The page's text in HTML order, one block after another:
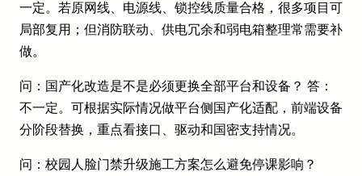
一定。若原网线、电源线、锁控线质量合格，很多项目可
局部复用；但消防联动、供电冗余和弱电箱整理常需要补
做。
问：国产化改造是不是必须更换全部平台和设备？ 答：
不一定。可根据实际情况做平台侧国产化适配，前端设备
分阶段替换，重点看接口、驱动和国密支持情况。
问：校园人脸门禁升级施工方案怎么避免停课影响？